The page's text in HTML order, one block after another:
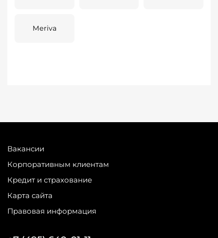
Meriva
Вакансии
Корпоративным клиентам
Кредит и страхование
Карта сайта
Правовая информация